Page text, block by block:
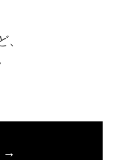
、
→